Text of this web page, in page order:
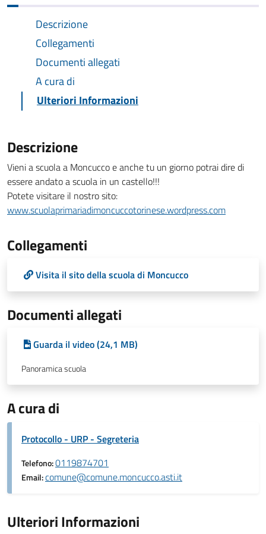
Descrizione
Collegamenti
Documenti allegati
A cura di
Ulteriori Informazioni
Descrizione
Vieni a scuola a Moncucco e anche tu un giorno potrai dire di
essere andato a scuola in un castello!!!
Potete visitare il nostro sito:
www.scuolaprimariadimoncuccotorinese.wordpress.com
Collegamenti
Visita il sito della scuola di Moncucco
Documenti allegati
Guarda il video (24,1 MB)
Panoramica scuola
A cura di
Protocollo - URP - Segreteria
Telefono:0119874701
Email:comune@comune.moncucco.asti.it
Ulteriori Informazioni